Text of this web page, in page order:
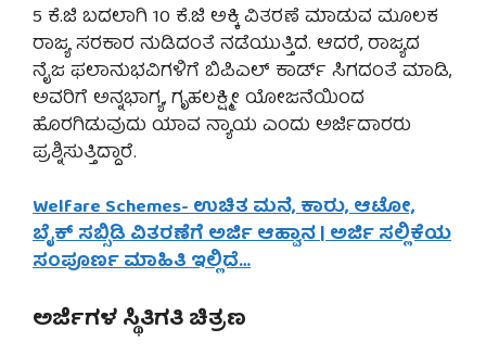
5 ಕೆ.ಜಿ ಬದಲಾಗಿ 10 ಕೆ.ಜಿ ಅಕ್ಕಿ ವಿತರಣೆ ಮಾಡುವ ಮೂಲಕ
ರಾಜ್ಯ ಸರಕಾರ ನುಡಿದಂತೆ ನಡೆಯುತ್ತಿದೆ. ಆದರೆ, ರಾಜ್ಯದ
ನೈಜ ಫಲಾನುಭವಿಗಳಿಗೆ ಬಿಪಿಎಲ್ ಕಾರ್ಡ್ ಸಿಗದಂತೆ ಮಾಡಿ,
ಅವರಿಗೆ ಅನ್ನಭಾಗ್ಯ, ಗೃಹಲಕ್ಷ್ಮೀ ಯೋಜನೆಯಿಂದ
ಹೊರಗಿಡುವುದು ಯಾವ ನ್ಯಾಯ ಎಂದು ಅರ್ಜಿದಾರರು
ಪ್ರಶ್ನಿಸುತ್ತಿದ್ದಾರೆ.
Welfare Schemes- ಉಚಿತ ಮನೆ, ಕಾರು, ಆಟೋ,
ಬೈಕ್ ಸಬ್ಸಿಡಿ ವಿತರಣೆಗೆ ಅರ್ಜಿ ಆಹ್ವಾನ | ಅರ್ಜಿ ಸಲ್ಲಿಕೆಯ
ಸಂಪೂರ್ಣ ಮಾಹಿತಿ ಇಲ್ಲಿದೆ…
ಅರ್ಜಿಗಳ ಸ್ಥಿತಿಗತಿ ಚಿತ್ರಣ